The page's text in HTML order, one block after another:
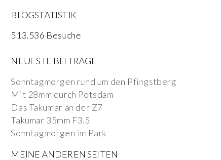
BLOGSTATISTIK
513.536 Besuche
NEUESTE BEITRÄGE
Sonntagmorgen rund um den Pfingstberg
Mit 28mm durch Potsdam
Das Takumar an der Z7
Takumar 35mm F3.5
Sonntagmorgen im Park
MEINE ANDEREN SEITEN